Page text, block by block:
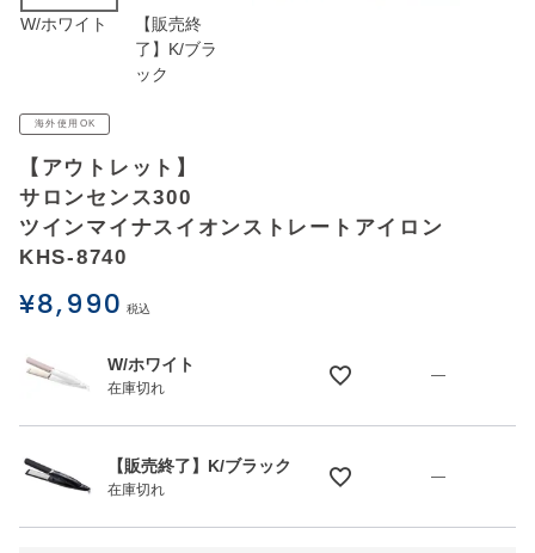
お問い合わせ
W/ホワイト
【販売終
了】K/ブラ
ック
海外使用OK
【アウトレット】
サロンセンス300
ツインマイナスイオンストレートアイロン
KHS-8740
¥8,990 税込
W/ホワイト
在庫切れ
—
【販売終了】K/ブラック
在庫切れ
—